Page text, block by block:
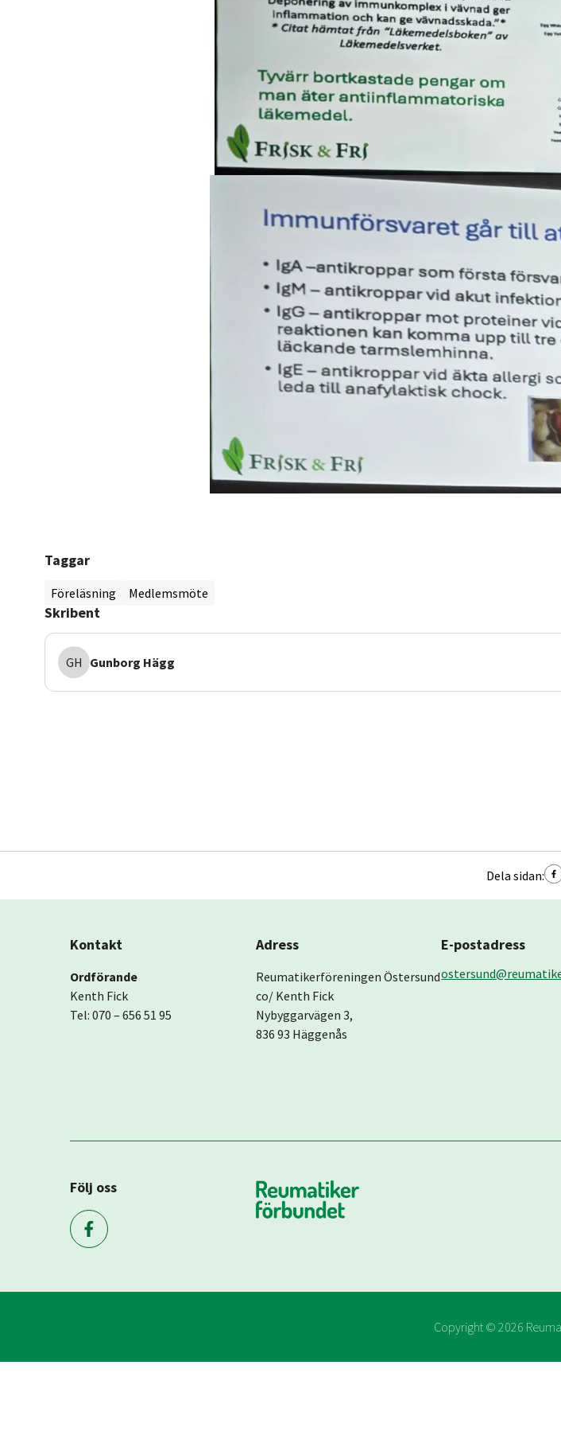
Taggar
Föreläsning Medlemsmöte
Skribent
GH Gunborg Hägg
Dela sidan:
Kontakt
Ordförande
Kenth Fick
Tel: 070 – 656 51 95
Adress
Reumatikerföreningen Östersund
co/ Kenth Fick
Nybyggarvägen 3,
836 93 Häggenås
E-postadress
Följ oss
Copyright © 2026